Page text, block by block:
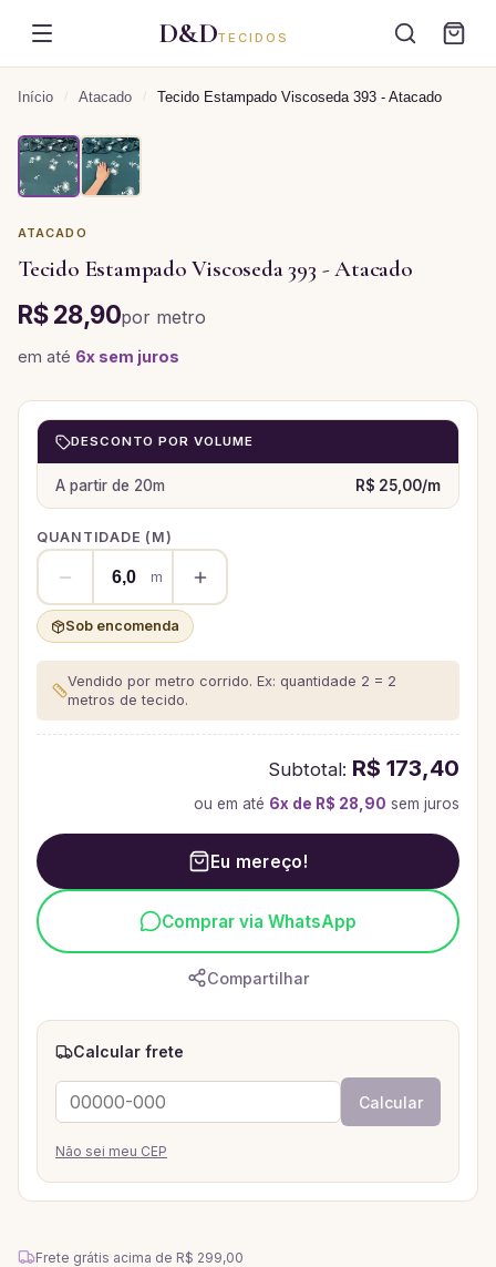
D&DTECIDOS
Início / Atacado / Tecido Estampado Viscoseda 393 - Atacado
ATACADO
Tecido Estampado Viscoseda 393 - Atacado
R$ 28,90por metro
em até 6x sem juros
DESCONTO POR VOLUME
A partir de 20m R$ 25,00/m
QUANTIDADE ( M)
m
Sob encomenda
Vendido por metro corrido. Ex: quantidade 2 = 2
metros de tecido.
Subtotal: R$ 173,40
ou em até 6x de R$ 28,90 sem juros
Eu mereço!
Comprar via WhatsApp
Compartilhar
Calcular frete
Calcular
Não sei meu CEP
Frete grátis acima de R$ 299,00